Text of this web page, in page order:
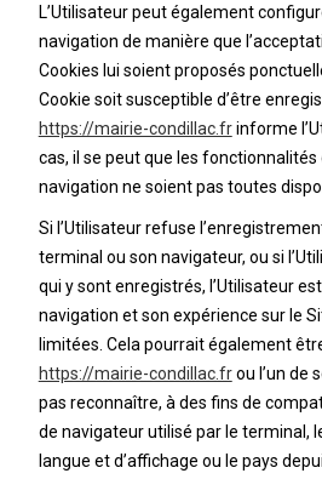
L’Utilisateur peut également
navigation de manière que
Cookies lui soient proposés
Cookie soit susceptible d’être
https://mairie-condillac.frinforme
cas, il se peut que les fonctionnalités
navigation ne soient pas toutes
Si l’Utilisateur refuse
terminal ou son navigateur, ou si
qui y sont enregistrés, l’Utilisateur
navigation et son expérience sur le
limitées. Cela pourrait également
https://mairie-condillac.frou l’un de
pas reconnaître, à des fins de
de navigateur utilisé par le terminal,
langue et d’affichage ou le pays